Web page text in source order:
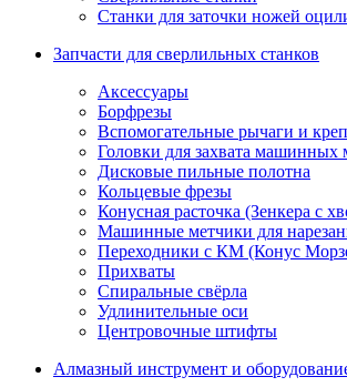
Станки для заточки ножей
Запчасти для сверлильных станков
Аксессуары
Борфрезы
Вспомогательные рычаги и
Головки для захвата машинных
Дисковые пильные полотна
Кольцевые фрезы
Конусная расточка (Зенкера с
Машинные метчики для
Переходники с КМ (Конус
Прихваты
Спиральные свёрла
Удлинительные оси
Центровочные штифты
Алмазный инструмент и